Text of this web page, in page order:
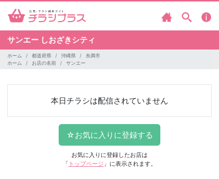
サンエー しおざきシティ
ホーム 都道府県 沖縄県
糸満市
ホーム
お店の名前 サンエー
本日チラシは配信されていません
お気に入りに登録したお店は
「 トップページ 」に表示されます。